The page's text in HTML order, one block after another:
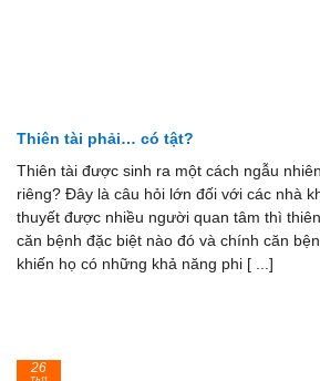
Thiên tài phải… có tật?
Thiên tài được sinh ra một cách ngẫu
riêng? Đây là câu hỏi lớn đối với các nhà
thuyết được nhiều người quan tâm thì
căn bệnh đặc biệt nào đó và chính căn
khiến họ có những khả năng phi [ ...]
26